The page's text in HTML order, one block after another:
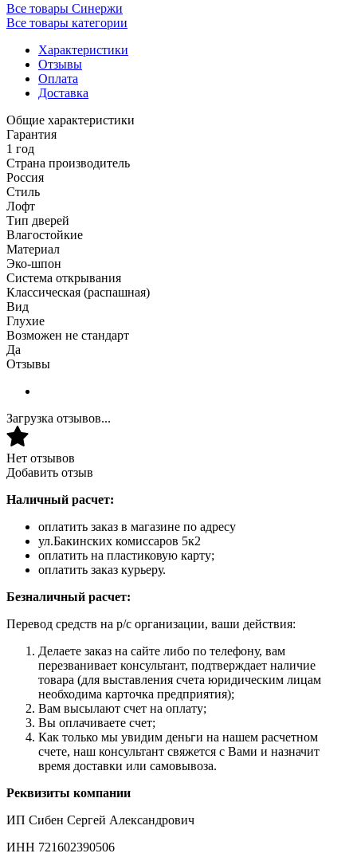
Все товары Синержи
Все товары категории
Характеристики
Отзывы
Оплата
Доставка
Общие характеристики
Гарантия
1 год
Страна производитель
Россия
Стиль
Лофт
Тип дверей
Влагостойкие
Материал
Эко-шпон
Система открывания
Классическая (распашная)
Вид
Глухие
Возможен не стандарт
Да
Отзывы
Загрузка отзывов...
Нет отзывов
Добавить отзыв
Наличный расчет:
оплатить заказ в магазине по адресу
ул.Бакинских комиссаров 5к2
оплатить на пластиковую карту;
оплатить заказ курьеру.
Безналичный расчет:
Перевод средств на р/с организации, ваши действия:
Делаете заказ на сайте либо по телефону, вам
перезванивает консультант, подтверждает наличие
товара (для выставления счета юридическим лицам
необходима карточка предприятия);
Вам высылают счет на оплату;
Вы оплачиваете счет;
Как только мы увидим деньги на нашем расчетном
счете, наш консультант свяжется с Вами и назначит
время доставки или самовывоза.
Реквизиты компании
ИП Сибен Сергей Александрович
ИНН 721602390506